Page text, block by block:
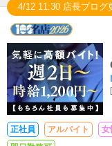
4/12 11:30 店長ブログ
[
正社員 アルバイト 女